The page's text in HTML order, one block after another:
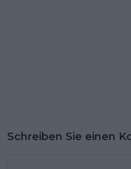
Schreiben Sie einen